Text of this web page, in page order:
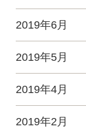
2019年6月
2019年5月
2019年4月
2019年2月